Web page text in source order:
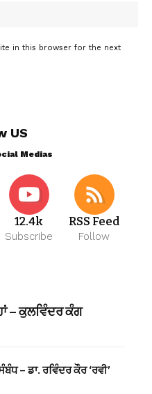
in this browser for the next
US
Medias
12.4k
Subscribe
RSS Feed
Follow
– ਕੁਲਵਿੰਦਰ ਕੰਗ
– ਡਾ. ਰਵਿੰਦਰ ਕੌਰ ‘ਰਵੀ’